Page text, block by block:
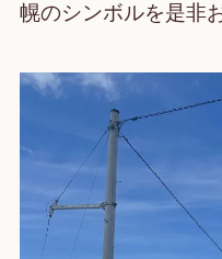
幌のシンボルを是非